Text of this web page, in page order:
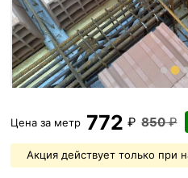
Цена за метр 772 ₽ 850₽
Акция действует только при